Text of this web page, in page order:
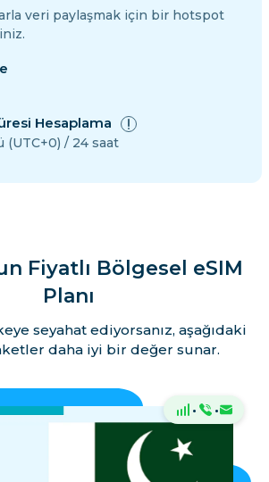
veri paylaşmak için bir hotspot
Hesaplama
(UTC+0) / 24 saat
Fiyatlı Bölgesel eSIM
Planı
seyahat ediyorsanız, aşağıdaki
daha iyi bir değer sunar.
· ·